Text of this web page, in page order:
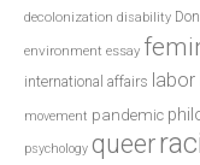
decolonization disability
environment essay
international affairs labor
movement pandemic
psychology queer